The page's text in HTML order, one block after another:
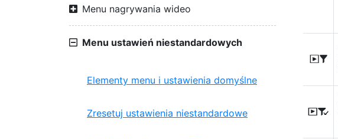
Menu nagrywania wideo
Menu ustawień niestandardowych
Elementy menu i ustawienia domyślne
Zresetuj ustawienia niestandardowe
l
N